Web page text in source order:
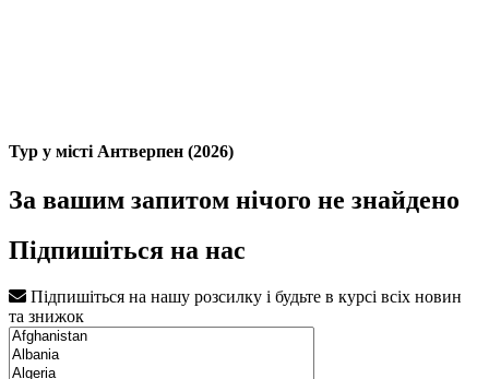
Тур у місті Антверпен (2026)
За вашим запитом нічого не знайдено
Підпишіться на нас
Підпишіться на нашу розсилку і будьте в курсі всіх новин
та знижок